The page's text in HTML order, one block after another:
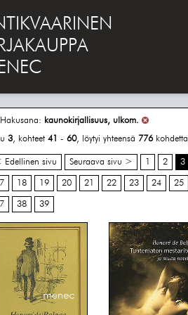
kaunokirjallisuus, ulkom.
3, kohteet 41 - 60, löytyi yhteensä 776kohdetta
Edellinen sivu Seuraava sivu > 1 2 3
18 19 20 21 22 23 24 25
38 39